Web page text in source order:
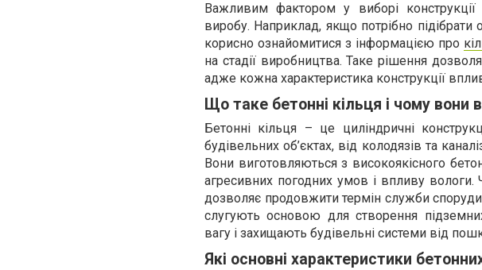
Важливим фактором у виборі
виробу. Наприклад, якщо потрібно
корисно ознайомитися з інформацією про
на стадії виробництва. Таке рішення
адже кожна характеристика конструкції
Що таке бетонні кільця і чому вони
Бетонні кільця – це циліндричні
будівельних об’єктах, від колодязів та
Вони виготовляються з високоякісного
агресивних погодних умов і впливу
дозволяє продовжити термін служби споруди
слугують основою для створення
вагу і захищають будівельні системи від
Які основні характеристики